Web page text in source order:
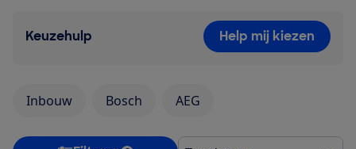
Keuzehulp Help mij kiezen
Inbouw Bosch AEG